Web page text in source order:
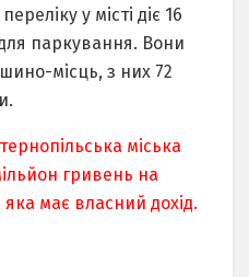
у міcті діє 16
пapкувaння. Вони
міcць, з них 72
тернопільська міська
гривень на
має власний дохід.